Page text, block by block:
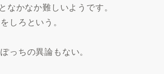
かなか難しいようです。
しろという。
っちの異論もない。